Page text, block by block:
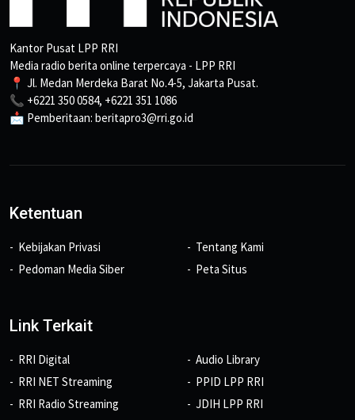
Kantor Pusat LPP RRI
Media radio berita online terpercaya - LPP RRI
📍 Jl. Medan Merdeka Barat No.4-5, Jakarta Pusat.
📞 +6221 350 0584, +6221 351 1086
📩 Pemberitaan: beritapro3@rri.go.id
Ketentuan
Kebijakan Privasi
Pedoman Media Siber
Tentang Kami
Peta Situs
Link Terkait
RRI Digital
RRI NET Streaming
RRI Radio Streaming
Audio Library
PPID LPP RRI
JDIH LPP RRI